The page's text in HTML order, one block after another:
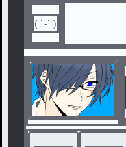
( ˙-˙ )